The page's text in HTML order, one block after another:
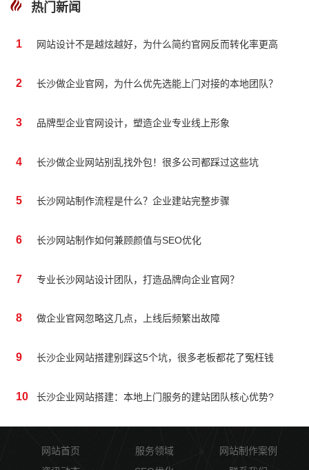
热门新闻
1 网站设计不是越炫越好，为什么简约官网反而转化率更高
2 长沙做企业官网，为什么优先选能上门对接的本地团队？
3 品牌型企业官网设计，塑造企业专业线上形象
4 长沙做企业网站别乱找外包！很多公司都踩过这些坑
5 长沙网站制作流程是什么？企业建站完整步骤
6 长沙网站制作如何兼顾颜值与SEO优化
7 专业长沙网站设计团队，打造品牌向企业官网？
8 做企业官网忽略这几点，上线后频繁出故障
9 长沙企业网站搭建别踩这5个坑，很多老板都花了冤枉钱
10 长沙企业网站搭建：本地上门服务的建站团队核心优势?
网站首页 服务领域
网站制作案例